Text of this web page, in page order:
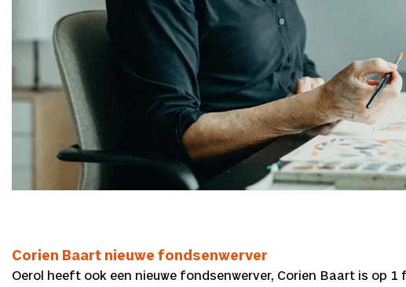
Corien Baart nieuwe fondsenwerver
Oerol heeft ook een nieuwe fondsenwerver, Corien Baart is op